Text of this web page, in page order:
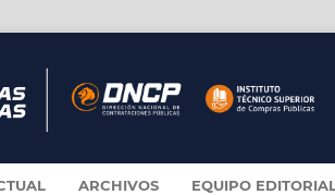
ARCHIVOS EQUIPO